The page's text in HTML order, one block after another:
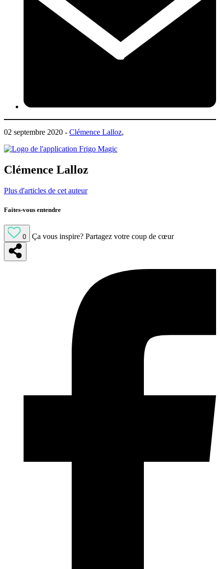
02 septembre 2020 - Clémence Lalloz,
Clémence Lalloz
Plus d'articles de cet auteur
Faites-vous entendre
0 Ça vous inspire? Partagez votre coup de cœur